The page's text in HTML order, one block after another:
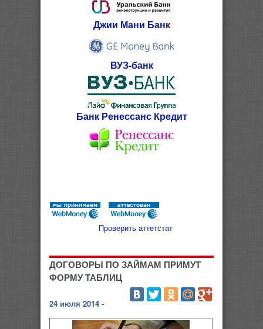
Джии Мани Банк
ВУЗ-банк
Банк Ренессанс Кредит
Проверить аттетстат
ДОГОВОРЫ ПО ЗАЙМАМ ПРИМУТ
ФОРМУ ТАБЛИЦ
24 июля 2014 -